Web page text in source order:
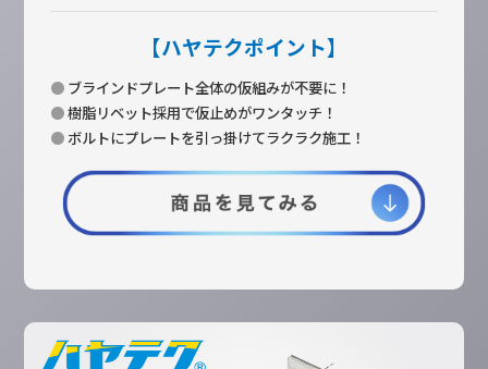
【ハヤテクポイント】
● ブラインドプレート全体の仮組みが不要に！
●樹脂リベット採用で仮止めがワンタッチ！
● ボルトにプレートを引っ掛けてラクラク施工！